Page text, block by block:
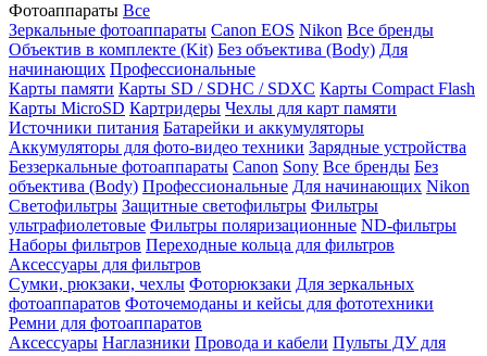
Фотоаппараты Все
Зеркальные фотоаппараты Canon EOS Nikon Все бренды
Объектив в комплекте (Kit) Без объектива (Body) Для
начинающих Профессиональные
Карты памяти Карты SD / SDHC / SDXC Карты Compact Flash
Карты MicroSD Картридеры Чехлы для карт памяти
Источники питания Батарейки и аккумуляторы
Аккумуляторы для фото-видео техники Зарядные устройства
Беззеркальные фотоаппараты Canon Sony Все бренды Без
объектива (Body) Профессиональные Для начинающих Nikon
Светофильтры Защитные светофильтры Фильтры
ультрафиолетовые Фильтры поляризационные ND-фильтры
Наборы фильтров Переходные кольца для фильтров
Аксессуары для фильтров
Сумки, рюкзаки, чехлы Фоторюкзаки Для зеркальных
фотоаппаратов Фоточемоданы и кейсы для фототехники
Ремни для фотоаппаратов
Аксессуары Наглазники Провода и кабели Пульты ДУ для